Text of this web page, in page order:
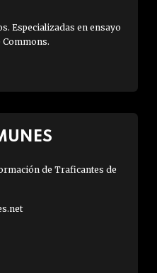
Especializadas en ensayo
Commons.
de Traficantes de